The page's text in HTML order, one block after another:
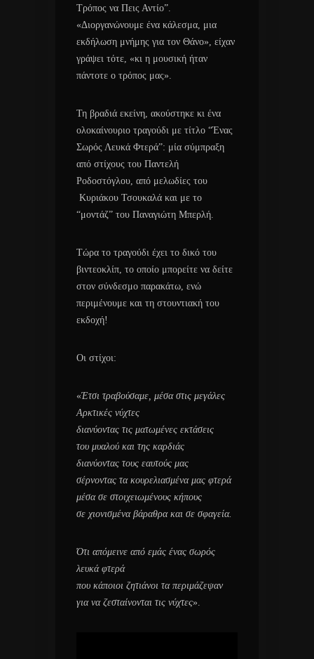
Τρόπος να Πεις Αντίο”.
«Διοργανώνουμε ένα κάλεσμα, μια
εκδήλωση μνήμης για τον Θάνο», είχαν
γράψει τότε, «κι η μουσική ήταν
πάντοτε ο τρόπος μας».
Τη βραδιά εκείνη, ακούστηκε κι ένα
ολοκαίνουριο τραγούδι με τίτλο “Ένας
Σωρός Λευκά Φτερά”: μία σύμπραξη
από στίχους του Παντελή
Ροδοστόγλου, από μελωδίες του
Κυριάκου Τσουκαλά και με το
“μοντάζ” του Παναγιώτη Μπερλή.
Τώρα το τραγούδι έχει το δικό του
βιντεοκλίπ, το οποίο μπορείτε να δείτε
στον σύνδεσμο παρακάτω, ενώ
περιμένουμε και τη στουντιακή του
εκδοχή!
Οι στίχοι:
«Έτσι τραβούσαμε, μέσα στις μεγάλες
Αρκτικές νύχτες
διανύοντας τις ματωμένες εκτάσεις
του μυαλού και της καρδιάς
διανύοντας τους εαυτούς μας
σέρνοντας τα κουρελιασμένα μας φτερά
μέσα σε στοιχειωμένους κήπους
σε χιονισμένα βάραθρα και σε σφαγεία.
Ότι απόμεινε από εμάς ένας σωρός
λευκά φτερά
που κάποιοι ζητιάνοι τα περιμάζεψαν
για να ζεσταίνονται τις νύχτες».